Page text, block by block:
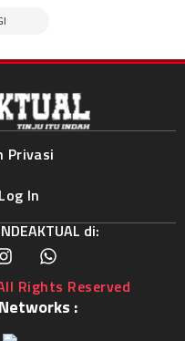
Privasi
Log In
di:
Rights Reserved
: